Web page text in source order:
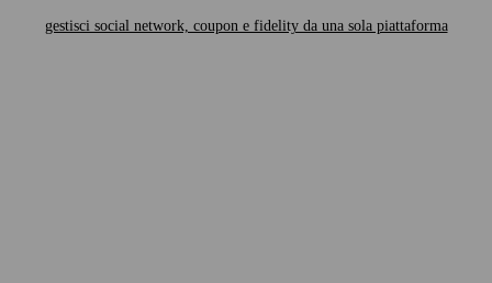
gestisci social network, coupon e fidelity da una sola piattaforma